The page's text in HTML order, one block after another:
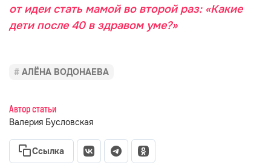
от идеи стать мамой во второй раз: «Какие
дети после 40 в здравом уме?»
АЛЁНА ВОДОНАЕВА
Автор статьи
Валерия Бусловская
Ссылка